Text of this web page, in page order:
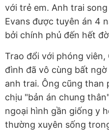
với trẻ em. Anh trai
Evans được tuyên án 4
bởi chính phủ đến hết
Trao đổi với phóng
đình đã vô cùng bất
anh trai. Ông cũng than
chịu "bản án chung
ngoại hình gần giống y
thường xuyên sống